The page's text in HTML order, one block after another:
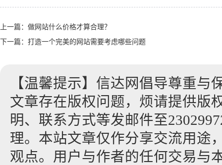
上一篇： 做网站什么价格才算合理？
下一篇： 打造一个完美的网站需要考虑哪些问题
【温馨提示】信达网倡导尊重与
文章存在版权问题，烦请提供版
明、联系方式等发邮件至
理。本站文章仅作分享交流用途
观点。用户与作者的任何交易与